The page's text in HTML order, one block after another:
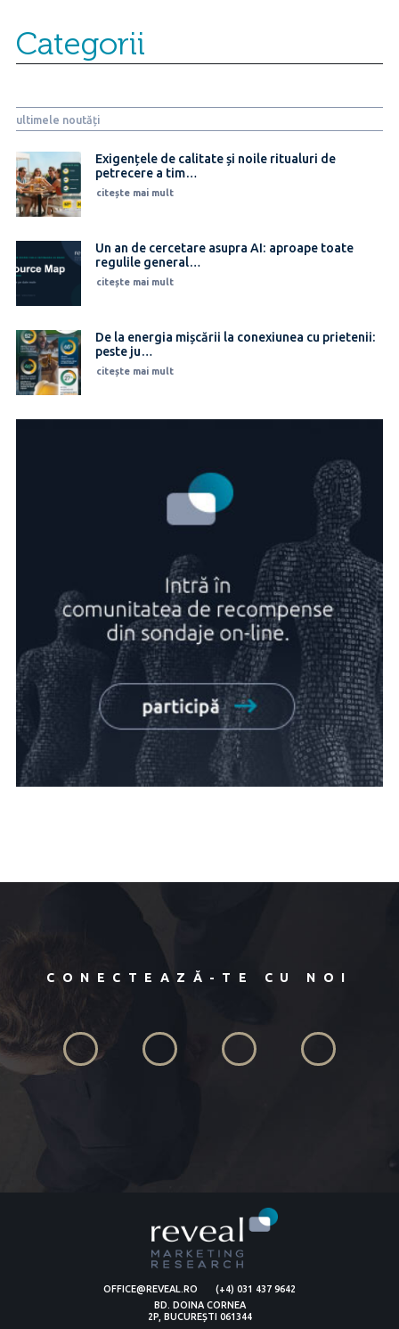
Categorii
ultimele noutăți
Exigențele de calitate și noile ritualuri de
petrecere a tim…
citește mai mult
Un an de cercetare asupra AI: aproape toate
regulile general…
citește mai mult
De la energia mișcării la conexiunea cu prietenii:
peste ju…
citește mai mult
CONECTEAZĂ-TE CU NOI
OFFICE@REVEAL.RO
(+4) 031 437 9642
BD. DOINA CORNEA
2P, BUCUREȘTI 061344